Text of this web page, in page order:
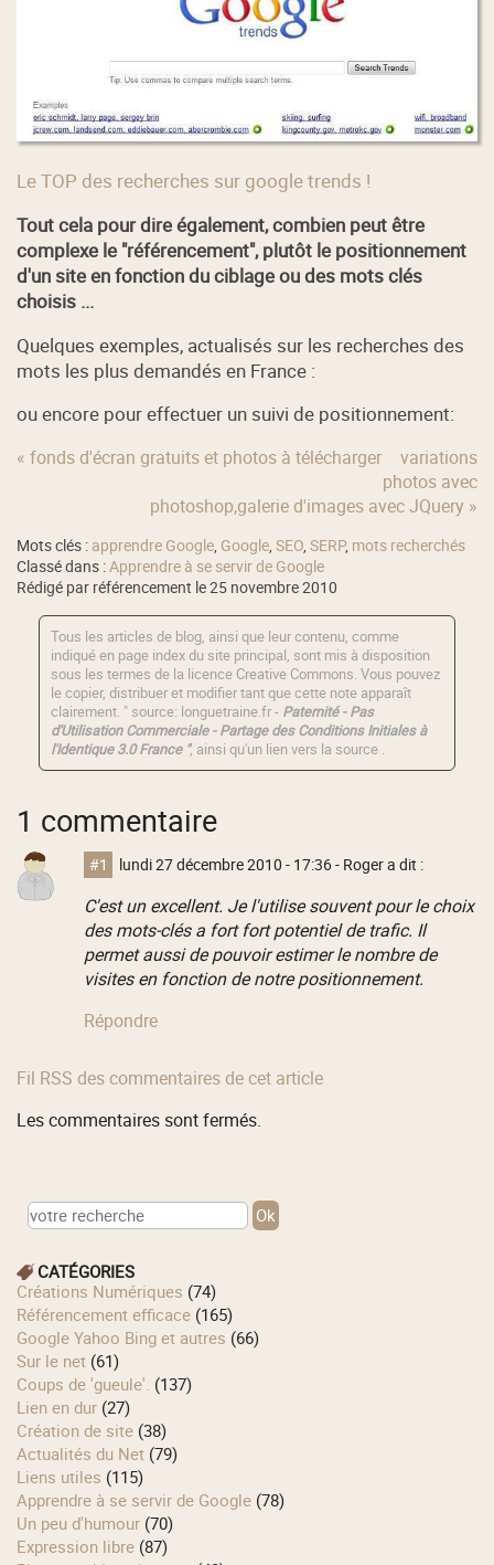
Le TOP des recherches sur google trends !
Tout cela pour dire également, combien peut être
complexe le "référencement", plutôt le positionnement
d'un site en fonction du ciblage ou des mots clés
choisis ...
Quelques exemples, actualisés sur les recherches des
mots les plus demandés en France :
ou encore pour effectuer un suivi de positionnement:
« fonds d'écran gratuits et photos à télécharger
variations
photos avec
photoshop,galerie d'images avec JQuery »
Mots clés : apprendre Google, Google,SEO,SERP, mots recherchés
Classé dans :Apprendre à se servir de Google
Rédigé par référencement le 25 novembre 2010
Tous les articles de blog, ainsi que leur contenu, comme
indiqué en page index du site principal, sont mis à disposition
sous les termes de la licence Creative Commons. Vous pouvez
le copier, distribuer et modifier tant que cette note apparaît
clairement. " source: longuetraine.fr - Paternité - Pas
d'Utilisation Commerciale - Partage des Conditions Initiales à
l'Identique 3.0 France ", ainsi qu'un lien vers la source .
1 commentaire
#1 lundi 27 décembre 2010 - 17:36- Roger a dit :
C'est un excellent. Je l'utilise souvent pour le choix
des mots-clés a fort fort potentiel de trafic. Il
permet aussi de pouvoir estimer le nombre de
visites en fonction de notre positionnement.
Répondre
Fil RSS des commentaires de cet article
Les commentaires sont fermés.
CATÉGORIES
Créations Numériques (74)
Référencement efficace (165)
Google Yahoo Bing et autres (66)
Sur le net (61)
Coups de 'gueule'. (137)
Lien en dur (27)
Création de site (38)
Actualités du Net (79)
Liens utiles (115)
Apprendre à se servir de Google (78)
Un peu d'humour (70)
Expression libre (87)